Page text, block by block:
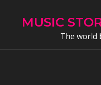
MUSIC
The world